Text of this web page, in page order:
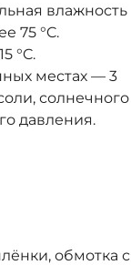
влажность
75 °C.
°C.
местах — 3
солнечного
давления.
обмотка с